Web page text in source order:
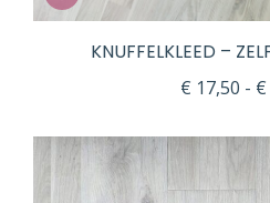
KNUFFELKLEED –
€ 17,50 - €